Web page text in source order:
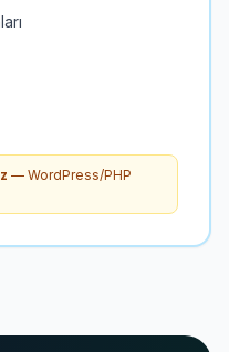
— WordPress/PHP